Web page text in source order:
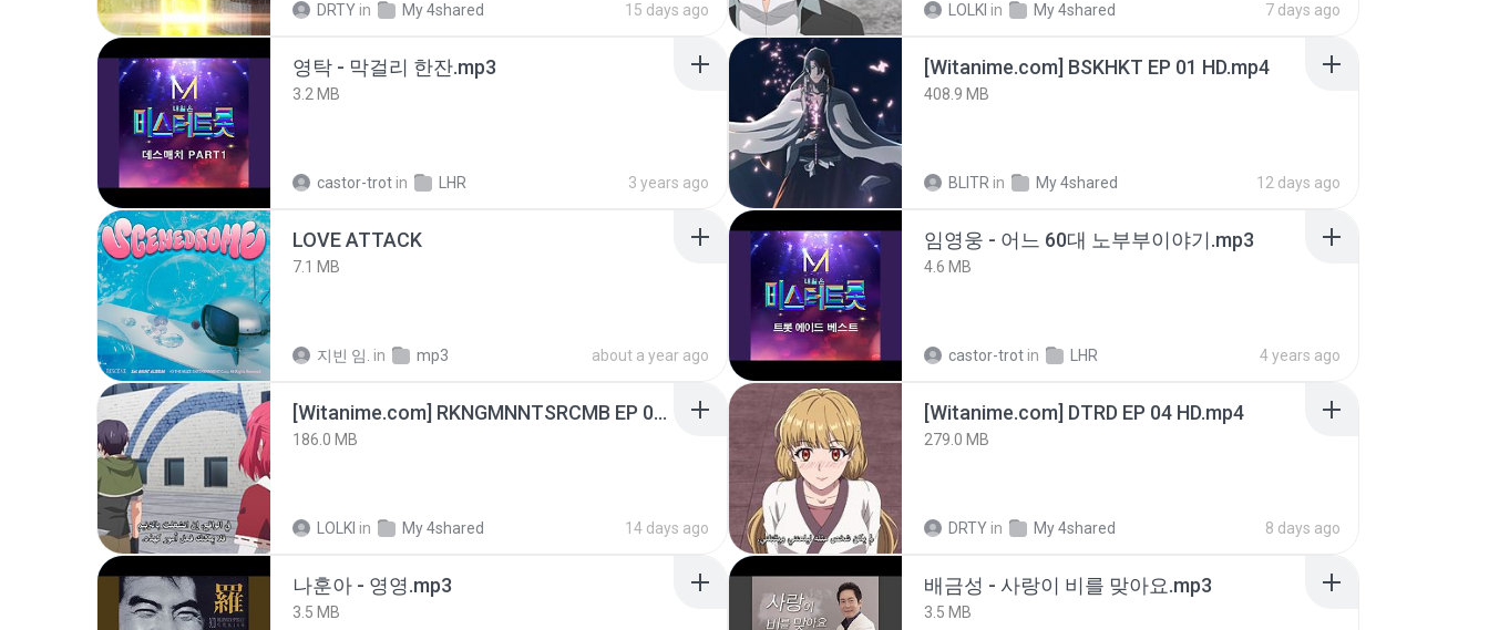
DRTY in My 4shared 15 days ago LOLKI in My 4shared 7 days ago
영탁 - 막걸리 한잔.mp3
3.2 MB
castor-trot in LHR 3 years ago
[Witanime.com] BSKHKT EP 01 HD.mp4
408.9 MB
BLITR in My 4shared 12 days ago
LOVE ATTACK
7.1 MB
지빈 임. in mp3 about a year ago
임영웅 - 어느 60대 노부부이야기.mp3
4.6 MB
castor-trot in LHR 4 years ago
[Witanime.com] RKNGMNNTSRCMB EP 05 HD.mp4
186.0 MB
LOLKI in My 4shared 14 days ago
[Witanime.com] DTRD EP 04 HD.mp4
279.0 MB
DRTY in My 4shared 8 days ago
나훈아 - 영영.mp3
3.5 MB
배금성 - 사랑이 비를 맞아요.mp3
3.5 MB